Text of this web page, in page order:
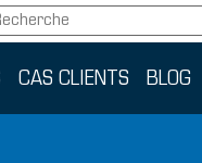
CAS CLIENTS BLOG